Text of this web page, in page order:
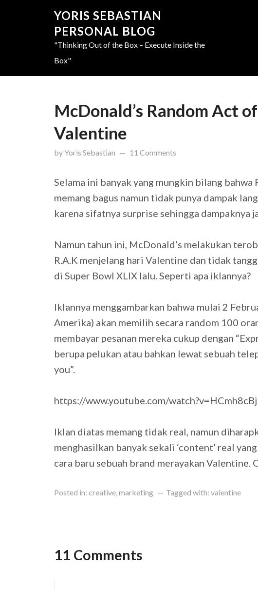
YORIS SEBASTIAN
PERSONAL BLOG
"Thinking Out of the Box – Execute Inside the
Box"
McDonald’s Random Act
Valentine
by Yoris Sebastian updated onApril 24, 2019
11 Comments
Selama ini banyak yang mungkin bilang bahwa
memang bagus namun tidak punya dampak
karena sifatnya surprise sehingga dampaknya
Namun tahun ini, McDonald’s melakukan
R.A.K menjelang hari Valentine dan tidak
di Super Bowl XLIX lalu. Seperti apa iklannya?
Iklannya menggambarkan bahwa mulai 2
Amerika) akan memilih secara random 100
membayar pesanan mereka cukup dengan
berupa pelukan atau bahkan lewat sebuah
you”.
https://www.youtube.com/
Iklan diatas memang tidak real, namun
menghasilkan banyak sekali ‘content’ real
cara baru sebuah brand merayakan Valentine.
Posted in: creative,marketing Tagged with: valentine
11 Comments